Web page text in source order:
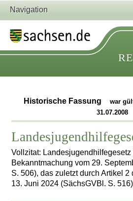
Navigation
Historische Fassung
war
31.07.2008
Vollzitat:
Bekanntmachung vom 29.
S. 506), das zuletzt durch Artikel 2
13. Juni 2024 (SächsGVBl. S.